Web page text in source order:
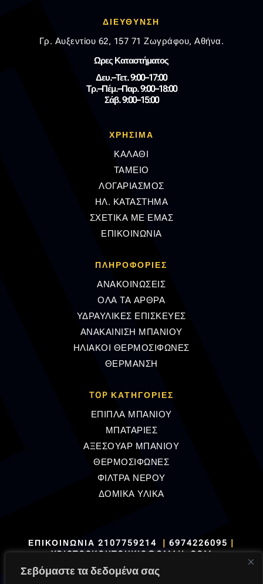
Σεβόμαστε τα δεδομένα σας
ΔΙΕΥΘΥΝΣΗ
Γρ. Αυξεντίου 62, 157 71 Ζωγράφου, Αθήνα.
Ωρες Καταστήματος
Δευ.–Τετ. 9:00–17:00
Τρ.–Πέμ.–Παρ. 9:00–18:00
Σάβ. 9:00–15:00
ΧΡΗΣΙΜΑ
ΚΑΛΑΘΙ
ΤΑΜΕΙΟ
ΛΟΓΑΡΙΑΣΜΟΣ
ΗΛ. ΚΑΤΑΣΤΗΜΑ
ΣΧΕΤΙΚΑ ΜΕ ΕΜΑΣ
ΕΠΙΚΟΙΝΩΝΙΑ
ΠΛΗΡΟΦΟΡΊΕΣ
ΑΝΑΚΟΙΝΩΣΕΙΣ
ΟΛΑ ΤΑ ΑΡΘΡΑ
ΥΔΡΑΥΛΙΚΕΣ ΕΠΙΣΚΕΥΕΣ
ΑΝΑΚΑΙΝΙΣΗ ΜΠΑΝΙΟΥ
ΗΛΙΑΚΟΙ ΘΕΡΜΟΣΙΦΩΝΕΣ
ΘΕΡΜΑΝΣΗ
TOP ΚΑΤΗΓΟΡΙΕΣ
ΕΠΙΠΛΑ ΜΠΑΝΙΟΥ
ΜΠΑΤΑΡΙΕΣ
ΑΞΕΣΟΥΑΡ ΜΠΑΝΙΟΥ
ΘΕΡΜΟΣΙΦΩΝΕΣ
ΦΙΛΤΡΑ ΝΕΡΟΥ
ΔΟΜΙΚΑ ΥΛΙΚΑ
ΕΠΙΚΟΙΝΩΝΙΑ 2107759214 |6974226095
XRISTOSKOUTOUKIS@GMAIL.COM